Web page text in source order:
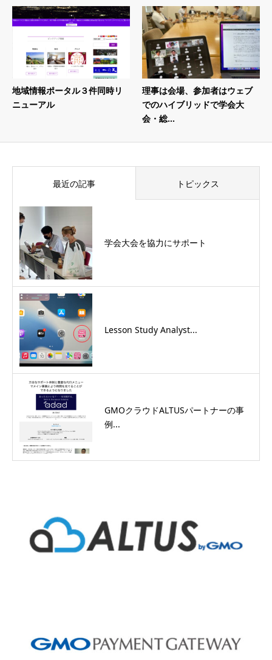
地域情報ポータル３件同時リ
ニューアル
理事は会場、参加者はウェブ
でのハイブリッドで学会大
会・総...
最近の記事 トピックス
学会大会を協力にサポート
Lesson Study Analyst...
GMOクラウドALTUSパートナーの事
例...